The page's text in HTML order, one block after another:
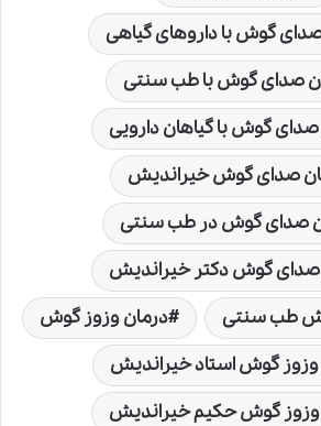
گوش با داروهای گیاهی
صدای گوش با طب سنتی
گوش با گیاهان دارویی
صدای گوش خیراندیش
صدای گوش در طب سنتی
صدای گوش دکتر خیراندیش
طب سنتی
درمان وزوز گوش
وزوز گوش استاد خیراندیش
وزوز گوش حکیم خیراندیش